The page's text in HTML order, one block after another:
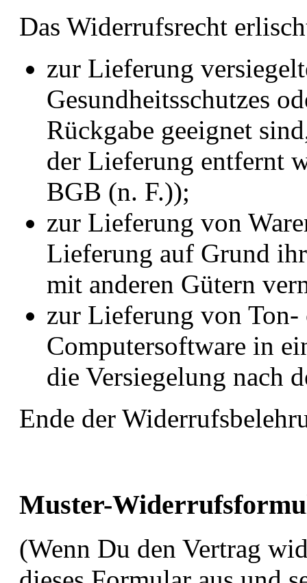
Das Widerrufsrecht
zur Lieferung
Gesundheitsschutzes
Rückgabe geeignet
der Lieferung entfernt
BGB (n. F.));
zur Lieferung von
Lieferung auf Grund
mit anderen Gütern
zur Lieferung von Ton-
Computersoftware in
die Versiegelung nach
Ende der
Muster-
(Wenn Du den Vertrag